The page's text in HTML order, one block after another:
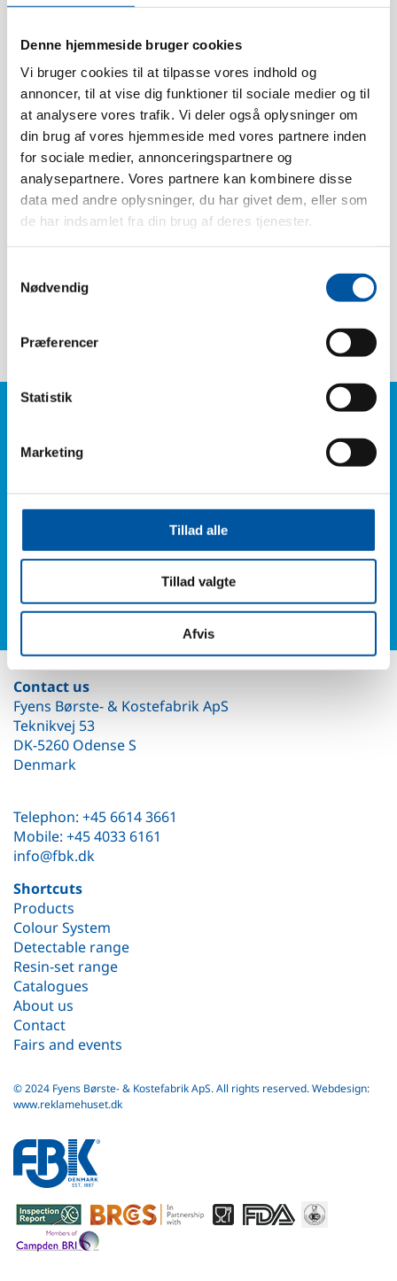
Denne hjemmeside bruger cookies
Vi bruger cookies til at tilpasse vores indhold og
annoncer, til at vise dig funktioner til sociale medier og til
at analysere vores trafik. Vi deler også oplysninger om
din brug af vores hjemmeside med vores partnere inden
for sociale medier, annonceringspartnere og
analysepartnere. Vores partnere kan kombinere disse
data med andre oplysninger, du har givet dem, eller som
de har indsamlet fra din brug af deres tjenester.
Nødvendig
Præferencer
Statistik
Marketing
Tillad alle
Tillad valgte
Afvis
Technical data
Heat tolerance:
120 °C
Pack size:
20 Pcs.
Weight:
0.02
Box dimension:
15 x 10 x 3
EAN pcs.:
5704161510198
EAN box:
5704161110190
Tariff Number:
Do you have any
Phone: +45
6614 3661
Or fill in our contact form and you will hear from us.
Contact form
Contact us
Fyens Børste- & Kostefabrik ApS
Teknikvej 53
DK-5260 Odense S
Denmark
Telephon: +45 6614 3661
Mobile: +45 4033 6161
info@fbk.dk
Shortcuts
Products
Colour System
Detectable range
Resin-set range
Catalogues
About us
Contact
Fairs and events
© 2024 Fyens Børste- & Kostefabrik ApS. All rights reserved.Webdesign:
www.reklamehuset.dk
fbk